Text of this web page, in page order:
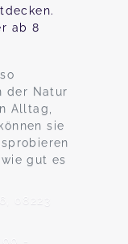
ab 8
der Natur
Alltag,
sie
gut es
08223
-